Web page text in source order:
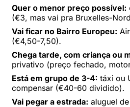
Quer o menor preço possível:
(€3, mas vai pra Bruxelles-
Vai ficar no Bairro Europeu:
(€4,50-7,50).
Chega tarde, com criança ou
privativo (preço fechado,
Está em grupo de 3-4: táxi ou
compensar (€40-60 dividido).
Vai pegar a estrada: aluguel